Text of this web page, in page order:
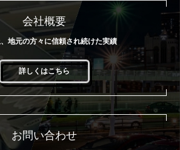
会社概要
地元の方々に信頼され続けた実績
詳しくはこちら
お問い合わせ